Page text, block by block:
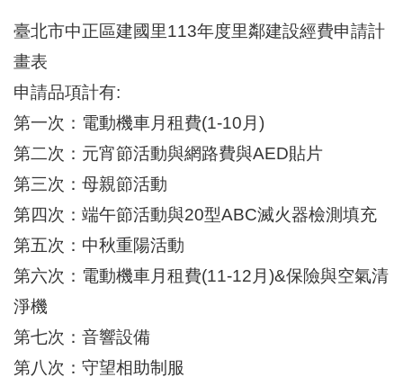
系
文
化
局
化
資
產
北
市
區
里
說
臺
臺北市中正區建國里113年度里鄰建設經費申請計
畫表
申請品項計有:
第一次：電動機車月租費(1-10月)
第二次：元宵節活動與網路費與AED貼片
第三次：母親節活動
第四次：端午節活動與20型ABC滅火器檢測填充
第五次：中秋重陽活動
第六次：電動機車月租費(11-12月)&保險與空氣清
淨機
第七次：音響設備
第八次：守望相助制服